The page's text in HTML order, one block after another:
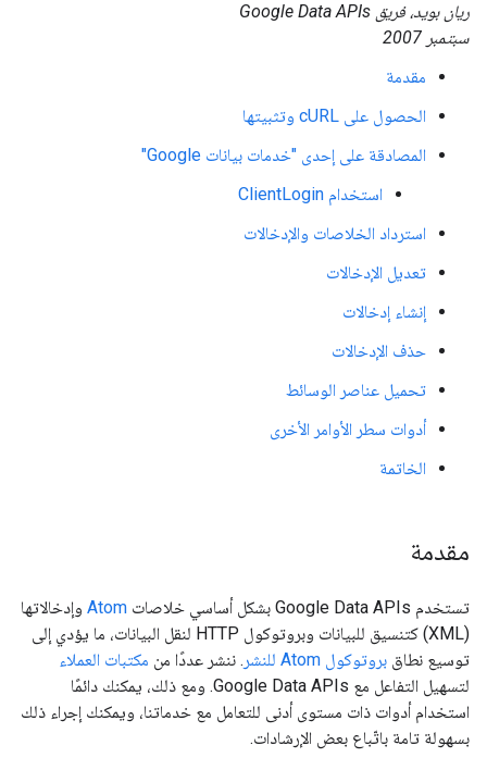
ريان بويد، فريق Google Data APIs
سبتمبر 2007
مقدمة
الحصول على cURL وتثبيتها
المصادقة على إحدى "خدمات بيانات Google"
استخدام ClientLogin
استرداد الخلاصات والإدخالات
تعديل الإدخالات
إنشاء إدخالات
حذف الإدخالات
تحميل عناصر الوسائط
أدوات سطر الأوامر الأخرى
الخاتمة
مقدمة
تستخدم Google Data APIs بشكل أساسي خلاصات Atom وإدخالاتها
(XML) كتنسيق للبيانات وبروتوكول HTTP لنقل البيانات، ما يؤدي إلى
توسيع نطاق بروتوكول Atom للنشر . ننشر عددًا من مكتبات العملاء
لتسهيل التفاعل مع Google Data APIs. ومع ذلك، يمكنك دائمًا
استخدام أدوات ذات مستوى أدنى للتعامل مع خدماتنا، ويمكنك إجراء ذلك
بسهولة تامة باتّباع بعض الإرشادات.